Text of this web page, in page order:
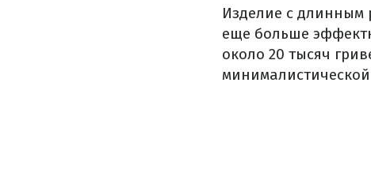
Изделие с длинным
еще больше
около 20 тысяч